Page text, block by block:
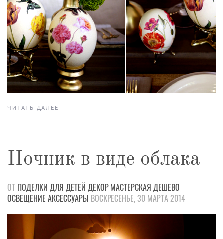
ЧИТАТЬ ДАЛЕЕ
Ночник в виде облака
ОТ ПОДЕЛКИ ДЛЯ ДЕТЕЙ ДЕКОР МАСТЕРСКАЯ ДЕШЕВО
ОСВЕЩЕНИЕ АКСЕССУАРЫ ВОСКРЕСЕНЬЕ, 30 МАРТА 2014